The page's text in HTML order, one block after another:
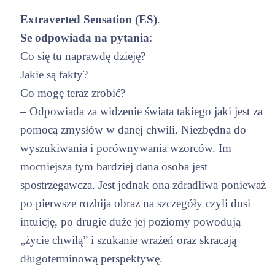
Extraverted Sensation (ES).
Se odpowiada na pytania:
Co się tu naprawdę dzieję?
Jakie są fakty?
Co mogę teraz zrobić?
– Odpowiada za widzenie świata takiego jaki jest za
pomocą zmysłów w danej chwili. Niezbędna do
wyszukiwania i porównywania wzorców. Im
mocniejsza tym bardziej dana osoba jest
spostrzegawcza. Jest jednak ona zdradliwa ponieważ
po pierwsze rozbija obraz na szczegóły czyli dusi
intuicję, po drugie duże jej poziomy powodują
„życie chwilą” i szukanie wrażeń oraz skracają
długoterminową perspektywę.